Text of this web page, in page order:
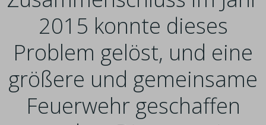
2015 konnte dieses
Problem gelöst, und eine
größere und gemeinsame
Feuerwehr geschaffen